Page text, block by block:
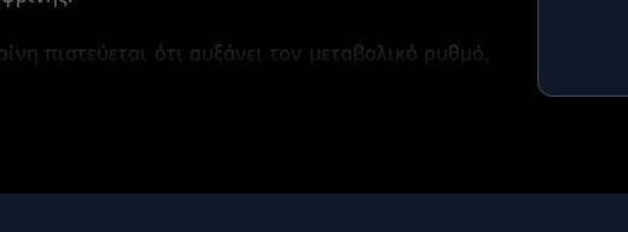
πιστεύεται ότι αυξάνει τον μεταβολικό ρυθμό,